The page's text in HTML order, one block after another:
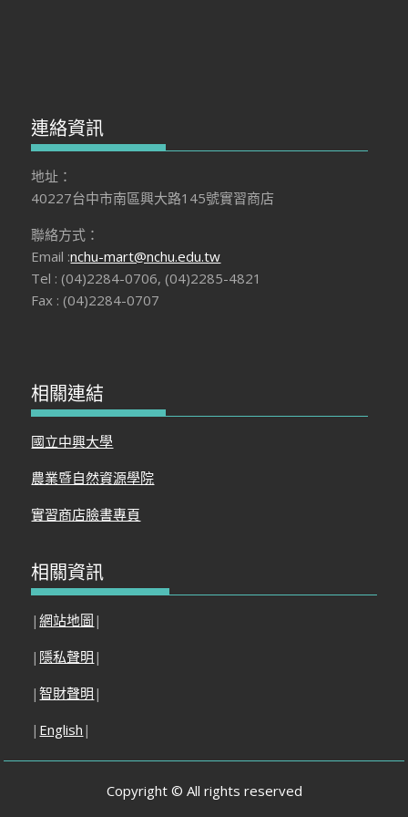
連絡資訊
地址：
40227台中市南區興大路145號實習商店
聯絡方式：
Email :nchu-mart@nchu.edu.tw
Tel : (04)2284-0706, (04)2285-4821
Fax : (04)2284-0707
相關連結
國立中興大學
農業暨自然資源學院
實習商店臉書專頁
相關資訊
|網站地圖 |
| 隱私聲明 |
|智財聲明 |
| English |
Copyright © All rights reserved